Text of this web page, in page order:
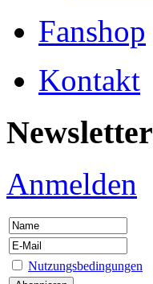
Fanshop
Kontakt
Newsletter
Anmelden
Nutzungsbedingungen